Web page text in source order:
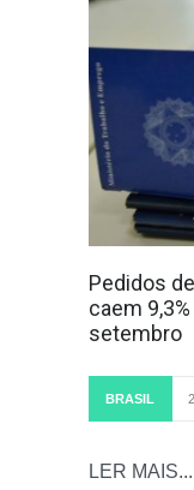
Pedidos
caem
setembro
BRASIL
LER MAIS...